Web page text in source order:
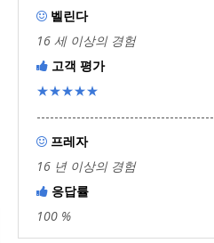
 벨린다
16 세 이상의 경험
 고객 평가
★★★★★
----------------------------------------
 프레자
16 년 이상의 경험
 응답률
100 %